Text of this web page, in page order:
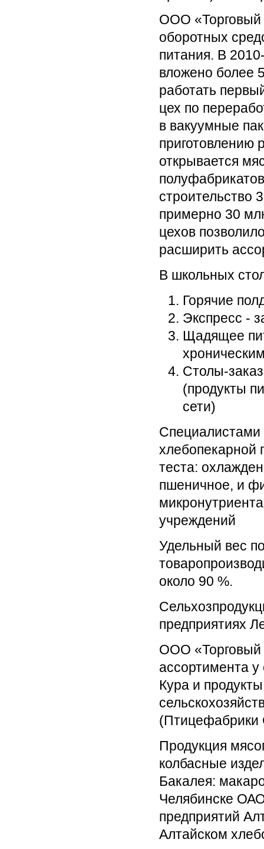
ООО «Торговый
оборотных
питания. В
вложено более
работать
цех по
в вакуумные
приготовлению
открывается
строительство
примерно 30
цехов
расширить
В школьных
Горячие
Экспресс -
Щадящее
Столы-
(продукты
сети)
Специалистами
теста:
пшеничное, и
учреждений
Удельный вес
около 90 %.
предприятиях
ООО «Торговый
ассортимента
Кура и
(Птицефабрики
Продукция
колбасные
Бакалея:
Челябинске
предприятий
Алтайском